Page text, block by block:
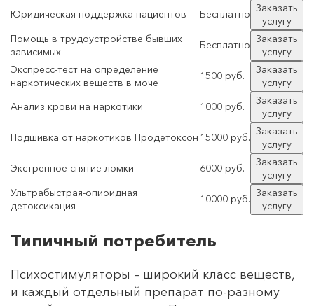
Юридическая поддержка пациентов
Бесплатно Заказать
услугу
Помощь в трудоустройстве бывших
зависимых
Бесплатно Заказать
услугу
Экспресс-тест на определение
наркотических веществ в моче
1500 руб.
Заказать
услугу
Анализ крови на наркотики
1000 руб.
Заказать
услугу
Подшивка от наркотиков Продетоксон 15000 руб. Заказать
услугу
Экстренное снятие ломки
6000 руб.
Заказать
услугу
Ультрабыстрая-опиоидная
детоксикация
10000 руб. Заказать
услугу
Типичный потребитель
Психостимуляторы – широкий класс веществ,
и каждый отдельный препарат по-разному